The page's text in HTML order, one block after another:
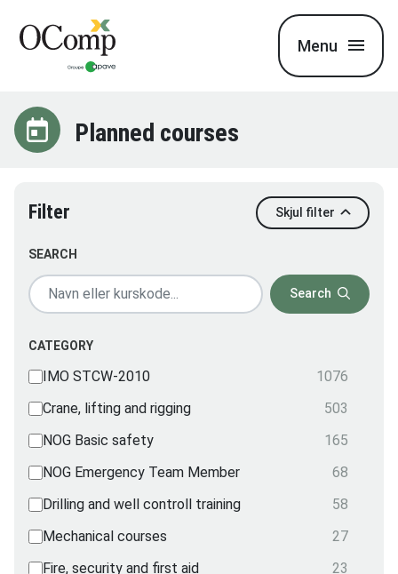
Menu
Planned courses
Filter Skjul filter
SEARCH
Search
CATEGORY
IMO STCW-2010
1076
Crane, lifting and rigging
503
NOG Basic safety
165
NOG Emergency Team Member
68
Drilling and well controll training
58
Mechanical courses
27
Fire, security and first aid
23